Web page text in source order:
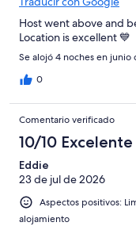
Host went above and
Location is excellent 💙
Se alojó 4 noches en junio
0
Comentario verificado
10/10 Excelente
Eddie
23 de jul de 2026
Aspectos positivos:
alojamiento